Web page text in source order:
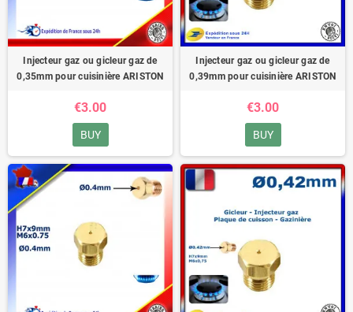
Injecteur gaz ou gicleur gaz de
0,35mm pour cuisinière ARISTON
€3.00
BUY
Injecteur gaz ou gicleur gaz de
0,39mm pour cuisinière ARISTON
€3.00
BUY